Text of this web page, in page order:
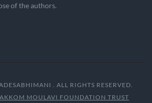
of the authors.
. ALL RIGHTS RESERVED.
MOULAVI FOUNDATION TRUST